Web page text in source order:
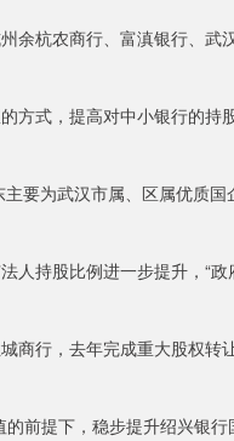
杭农商行、富滇银行、武
式，提高对中小银行的持
为武汉市属、区属优质国
持股比例进一步提升，“政
行，去年完成重大股权转
前提下，稳步提升绍兴银行